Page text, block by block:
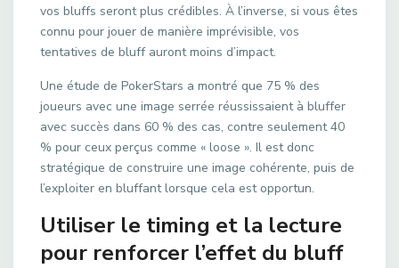
vos bluffs seront plus crédibles. À l’inverse, si vous êtes
connu pour jouer de manière imprévisible, vos
tentatives de bluff auront moins d’impact.
Une étude de PokerStars a montré que 75 % des
joueurs avec une image serrée réussissaient à bluffer
avec succès dans 60 % des cas, contre seulement 40
% pour ceux perçus comme « loose ». Il est donc
stratégique de construire une image cohérente, puis de
l’exploiter en bluffant lorsque cela est opportun.
Utiliser le timing et la lecture
pour renforcer l’effet du bluff